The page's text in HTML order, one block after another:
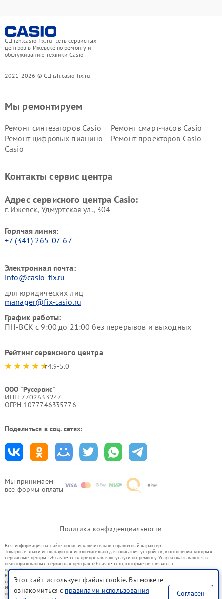
СЦ izh.casio-fix.ru - сеть сервисных
центров в Ижевске по ремонту и
обслуживанию техники Casio
2021-2026 © СЦ izh.casio-fix.ru
Мы принимаем
все формы оплаты
Мы ремонтируем
Ремонт синтезаторов Casio
Ремонт смарт-часов Casio
Ремонт цифровых пианино
Casio
Ремонт проекторов Casio
Контакты сервис центра
Адрес сервисного центра Casio:
г. Ижевск, Удмуртская ул., 304
Горячая линия:
+7 (341) 265-07-67
Электронная почта:
info@casio-fix.ru
для юридических лиц
manager@fix-casio.ru
График работы:
ПН-ВСК с 9:00 до 21:00 без перерывов и выходных
Рейтинг сервисного центра
4.9-5.0
ООО "Русервис"
ИНН 7702633247
ОГРН 1077746335776
Поделиться в соц. сетях:
Политика конфиденциальности
Вся информация на сайте носит исключительно справочный характер.
Товарные знаки используются исключительно для описания устройств, в отношении которых
сервисные центры izh.casio-fix.ru предоставляют услуги по ремонту. Услуги оказываются в
неавторизованных сервисных центрах izh.casio-fix.ru, которые не связаны с
правообладателями товарных знаков или их официальными представителями.
Ремонт осуществляется для устройств, уже введенных в гражданский оборот в соответствии
со статьей 1487 ГК РФ.
Использование товарных знаков не преследует цели индивидуализации услуг или введения
потребителей в заблуждение, а служит для информирования о предоставляемых услугах по
Этот сайт использует файлы cookie. Вы можете
ознакомиться с правилами использования
Согласен